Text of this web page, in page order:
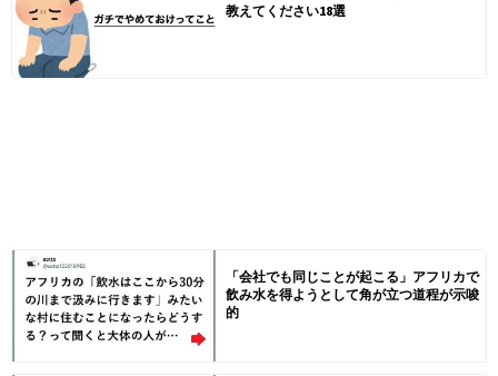
教えてください18選
「会社でも同じことが起こる」アフリカで
飲み水を得ようとして角が立つ道程が示唆
的